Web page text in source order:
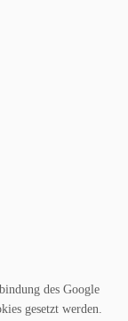
des Google
gesetzt werden.